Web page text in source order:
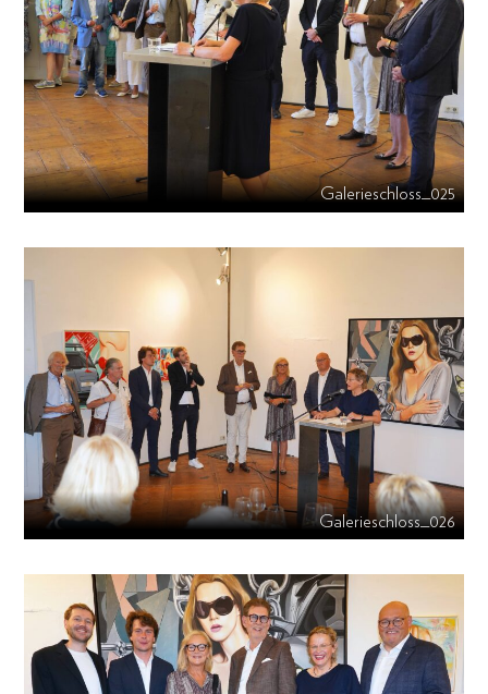
Galerieschloss_025
Galerieschloss_026